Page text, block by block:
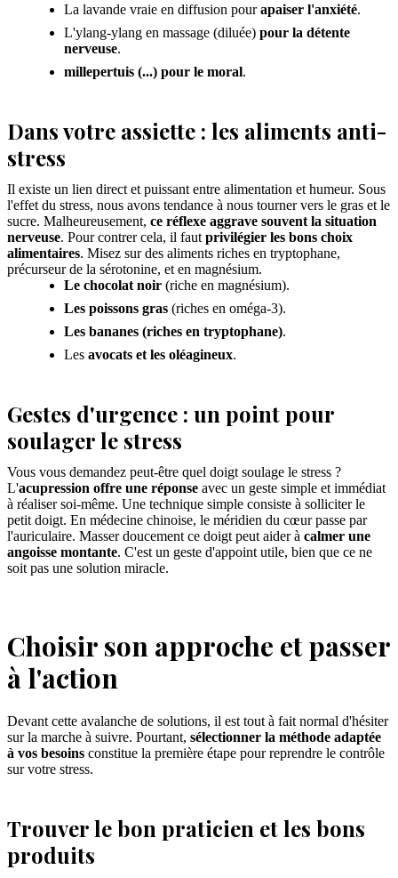
La lavande vraie en diffusion pourapaiser l'anxiété.
L'ylang-ylang en massage (diluée) pour la détente
nerveuse.
millepertuis (...) pour le moral.
Dans votre assiette : les aliments anti-
stress
Il existe un lien direct et puissant entre alimentation et humeur. Sous
l'effet du stress, nous avons tendance à nous tourner vers le gras et le
sucre. Malheureusement, ce réflexe aggrave souvent la situation
nerveuse. Pour contrer cela, il faut privilégier les bons choix
alimentaires. Misez sur des aliments riches en tryptophane,
précurseur de la sérotonine, et en magnésium.
Le chocolat noir (riche en magnésium).
Les poissons gras (riches en oméga-3).
Les bananes (riches en tryptophane).
Les avocats et les oléagineux.
Gestes d'urgence : un point pour
soulager le stress
Vous vous demandez peut-être quel doigt soulage le stress ?
L'acupression offre une réponse avec un geste simple et immédiat
à réaliser soi-même. Une technique simple consiste à solliciter le
petit doigt. En médecine chinoise, le méridien du cœur passe par
l'auriculaire. Masser doucement ce doigt peut aider à calmer une
angoisse montante. C'est un geste d'appoint utile, bien que ce ne
soit pas une solution miracle.
Choisir son approche et passer
à l'action
Devant cette avalanche de solutions, il est tout à fait normal d'hésiter
sur la marche à suivre. Pourtant, sélectionner la méthode adaptée
à vos besoins constitue la première étape pour reprendre le contrôle
sur votre stress.
Trouver le bon praticien et les bons
produits